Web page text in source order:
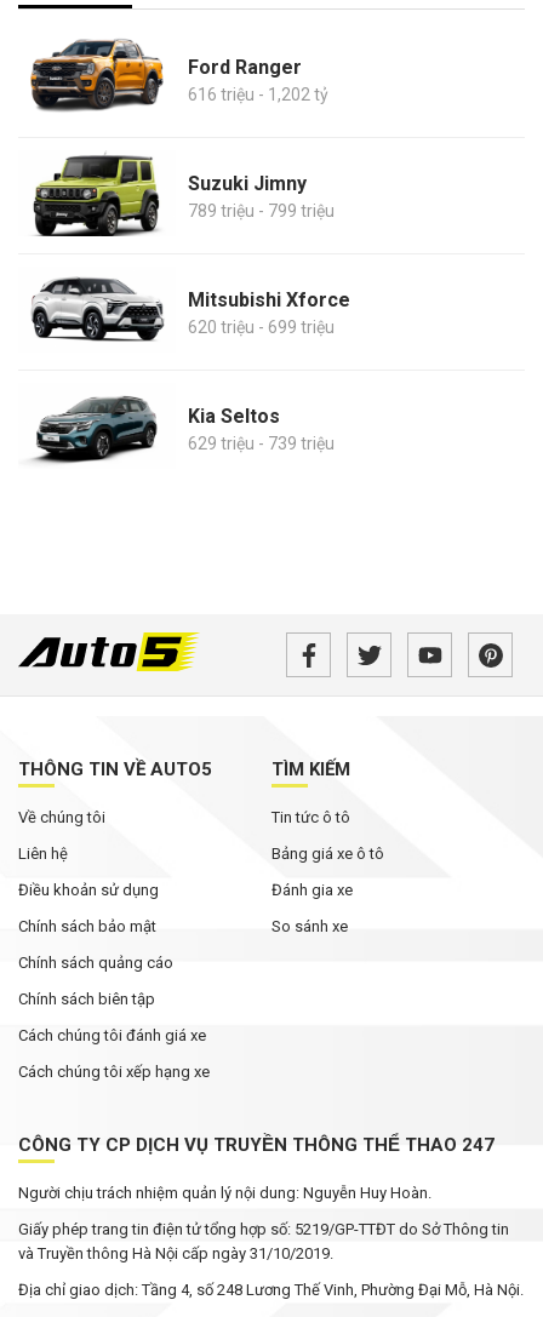
Ford Ranger
616 triệu - 1,202 tỷ
Suzuki Jimny
789 triệu - 799 triệu
Mitsubishi Xforce
620 triệu - 699 triệu
Kia Seltos
629 triệu - 739 triệu
THÔNG TIN VỀ AUTO5
Về chúng tôi
Liên hệ
Điều khoản sử dụng
Chính sách bảo mật
Chính sách quảng cáo
Chính sách biên tập
Cách chúng tôi đánh giá xe
Cách chúng tôi xếp hạng xe
TÌM KIẾM
Tin tức ô tô
Bảng giá xe ô tô
Đánh gia xe
So sánh xe
CÔNG TY CP DỊCH VỤ TRUYỀN THÔNG THỂ THAO 247
Người chịu trách nhiệm quản lý nội dung: Nguyễn Huy Hoàn.
Giấy phép trang tin điện tử tổng hợp số: 5219/GP-TTĐT do Sở Thông tin
và Truyền thông Hà Nội cấp ngày 31/10/2019.
Địa chỉ giao dịch: Tầng 4, số 248 Lương Thế Vinh, Phường Đại Mỗ, Hà Nội.